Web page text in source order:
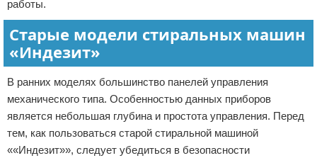
работы.
Старые модели стиральных машин
«Индезит»
В ранних моделях большинство панелей управления
механического типа. Особенностью данных приборов
является небольшая глубина и простота управления. Перед
тем, как пользоваться старой стиральной машиной
««Индезит»», следует убедиться в безопасности